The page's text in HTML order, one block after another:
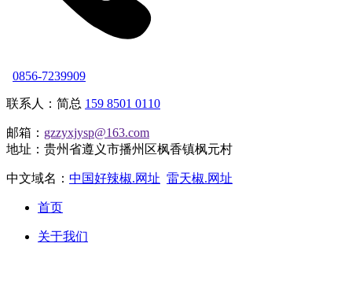
0856-7239909
联系人：简总 159 8501 0110
邮箱： gzzyxjysp@163.com
地址：贵州省遵义市播州区枫香镇枫元村
中文域名： 中国好辣椒.网址 雷天椒.网址
首页
关于我们